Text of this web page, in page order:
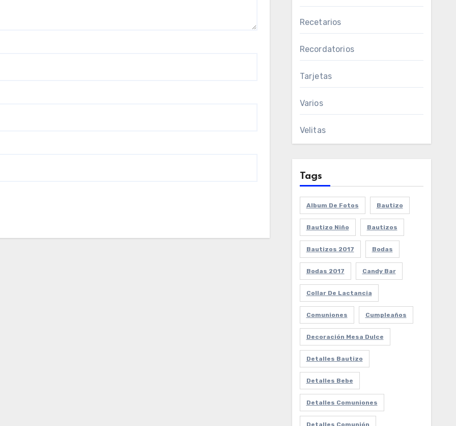
Recetarios
Recordatorios
Tarjetas
Varios
Velitas
Tags
Album De Fotos Bautizo
Bautizo Niño Bautizos
Bautizos 2017 Bodas
Bodas 2017 Candy Bar
Collar De Lactancia
Comuniones Cumpleaños
Decoración Mesa Dulce
Detalles Bautizo
Detalles Bebe
Detalles Comuniones
Detalles Comunión